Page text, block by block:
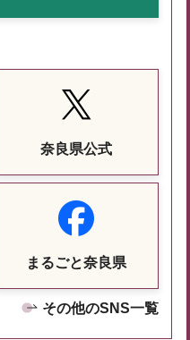
奈良県公式
まるごと奈良県
その他のSNS一覧